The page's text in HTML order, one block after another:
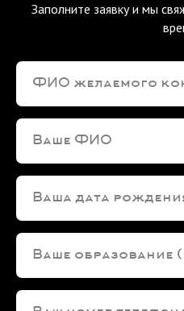
Заполните заявку и мы